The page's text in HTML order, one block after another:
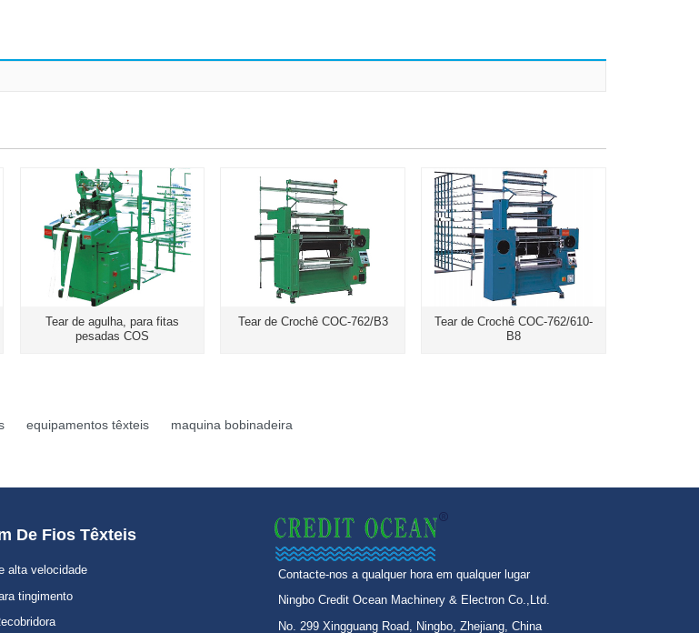
Tear de agulha, para fitas
pesadas COS
Tear de Crochê COC-762/B3
Tear de Crochê COC-762/610-
B8
equipamentos têxteis maquina bobinadeira
De Fios Têxteis
alta velocidade
tingimento
Contacte-nos a qualquer hora em qualquer lugar
Ningbo Credit Ocean Machinery & Electron Co.,Ltd.
No. 299 Xingguang Road, Ningbo, Zhejiang, China